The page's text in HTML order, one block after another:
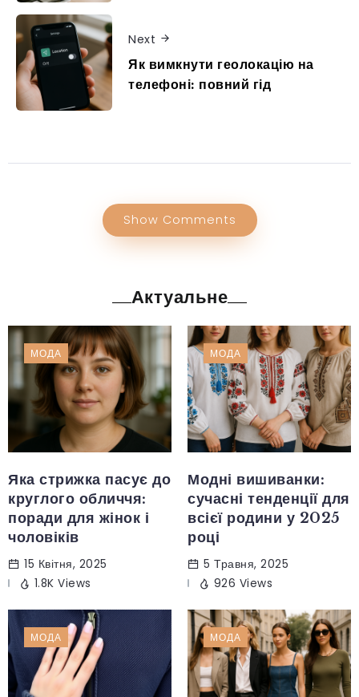
Next
Як вимкнути геолокацію на
телефоні: повний гід
Show Comments
Актуальне
МОДА
Яка стрижка пасує до
круглого обличчя:
поради для жінок і
чоловіків
15 Квітня, 2025
1.8K Views
МОДА
Модні вишиванки:
сучасні тенденції для
всієї родини у 2025
році
5 Травня, 2025
926 Views
МОДА МОДА